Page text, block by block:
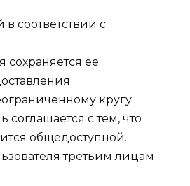
соответствии с
ее
кругу
с тем, что
общедоступной.
третьим лицам